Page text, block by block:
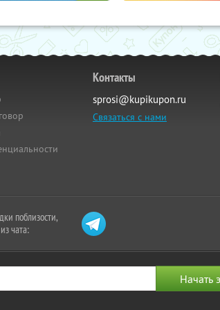
Контакты
sprosi@kupikupon.ru
Связаться с нами
поблизости,
чата: